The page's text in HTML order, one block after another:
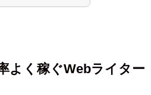
よく稼ぐWebライター